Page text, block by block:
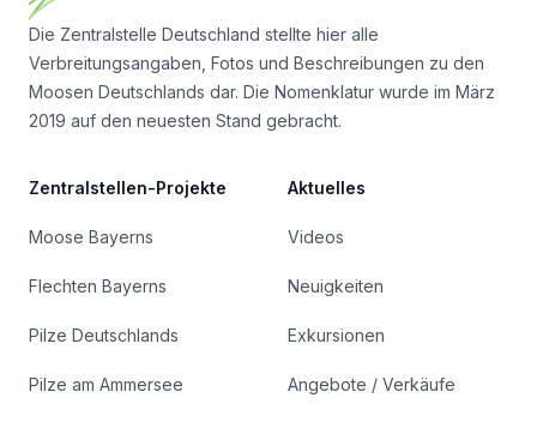
Die Zentralstelle Deutschland stellte hier alle
Verbreitungsangaben, Fotos und Beschreibungen zu den
Moosen Deutschlands dar. Die Nomenklatur wurde im März
2019 auf den neuesten Stand gebracht.
Zentralstellen-Projekte
Moose Bayerns
Flechten Bayerns
Pilze Deutschlands
Pilze am Ammersee
Aktuelles
Videos
Neuigkeiten
Exkursionen
Angebote / Verkäufe